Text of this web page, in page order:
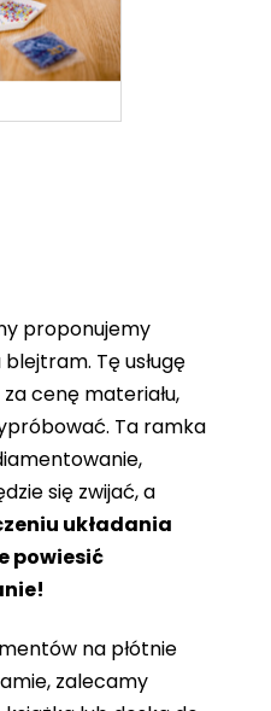
proponujemy
Tę usługę
cenę materiału,
Ta ramka
się zwijać, a
układania
powiesić
na płótnie
zalecamy